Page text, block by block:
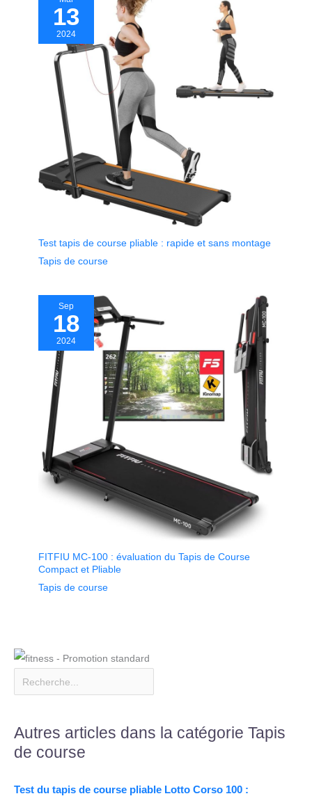
13
2024
Test tapis de course pliable : rapide et sans montage
Tapis de course
Sep
18
2024
FITFIU MC-100 : évaluation du Tapis de Course
Compact et Pliable
Tapis de course
Autres articles dans la catégorie Tapis
de course
Test du tapis de course pliable Lotto Corso 100 :